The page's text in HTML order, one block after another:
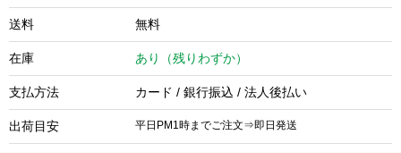
送料 無料
在庫 あり（残りわずか）
支払方法 カード / 銀行振込 / 法人後払い
出荷目安 平日PM1時までご注文⇒即日発送